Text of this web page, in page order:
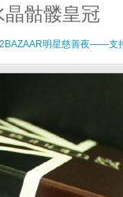
骷髅皇冠
明星慈善夜——支